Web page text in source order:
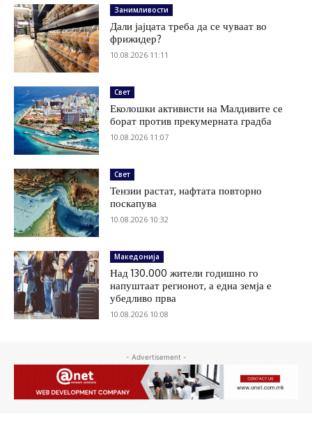
Занимливости
Дали јајцата треба да се чуваат во
фрижидер?
10.08.2026 11:11
Свет
Еколошки активисти на Малдивите се
борат против прекумерната градба
10.08.2026 11:07
Свет
Тензии растат, нафтата повторно
поскапува
10.08.2026 10:32
Македонија
Над 130.000 жители годишно го
напуштаат регионот, а една земја е
убедливо прва
10.08.2026 10:08
- Advertisement -